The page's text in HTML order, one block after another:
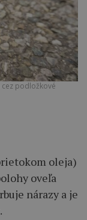
podložkové
oleja)
oveľa
nárazy a je